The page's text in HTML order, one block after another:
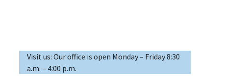
Visit us: Our office is open Monday – Friday 8:30
a.m. – 4:00 p.m.